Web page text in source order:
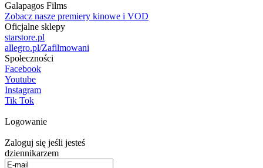
Galapagos Films
Zobacz nasze premiery kinowe i VOD
Oficjalne sklepy
starstore.pl
allegro.pl/Zafilmowani
Społeczności
Facebook
Youtube
Instagram
Tik Tok
Logowanie
Zaloguj się jeśli jesteś
dziennikarzem